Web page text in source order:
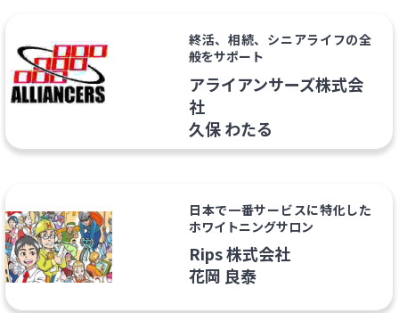
終活、相続、シニアライフの全
般をサポート
アライアンサーズ株式会
社
久保 わたる
日本で一番サービスに特化した
ホワイトニングサロン
Rips 株式会社
花岡 良泰